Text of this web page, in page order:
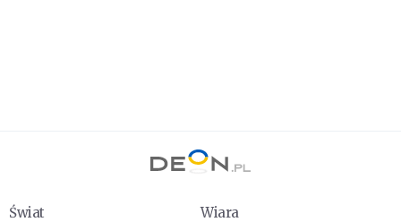
Świat
Wiara